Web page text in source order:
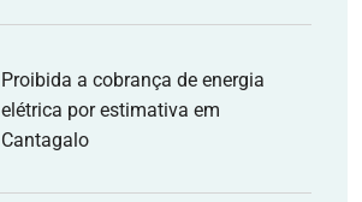
Proibida a cobrança de energia
elétrica por estimativa em
Cantagalo